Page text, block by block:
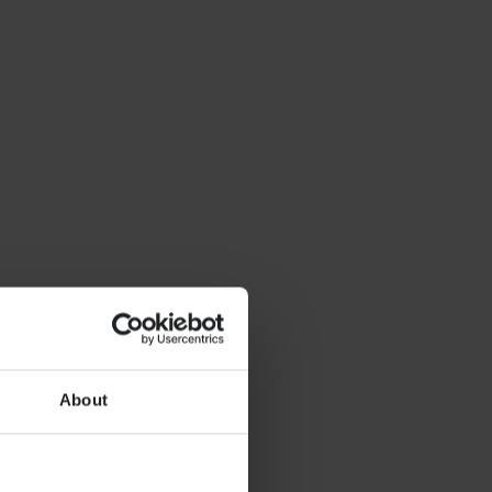
About